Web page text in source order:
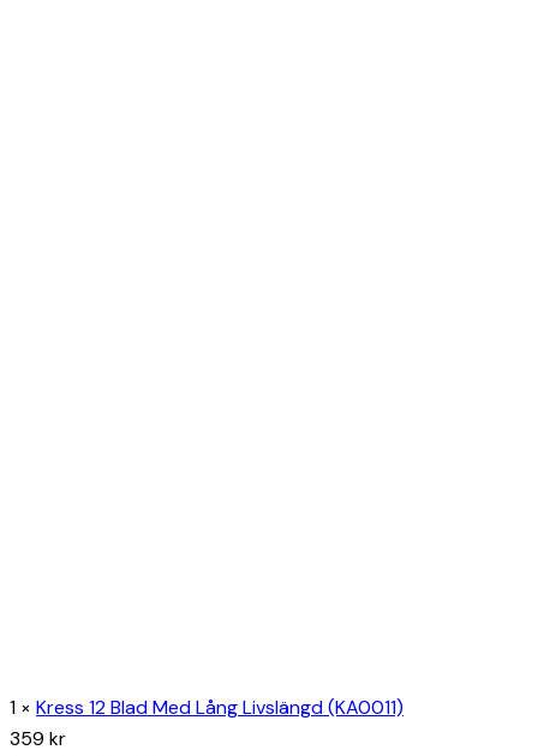
1 × Kress 12 Blad Med Lång Livslängd (KA0011)
359 kr